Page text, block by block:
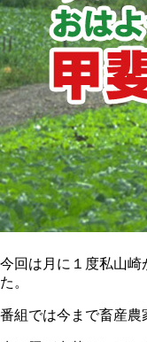
今回は月に１度私山崎
た。
番組では今まで畜産